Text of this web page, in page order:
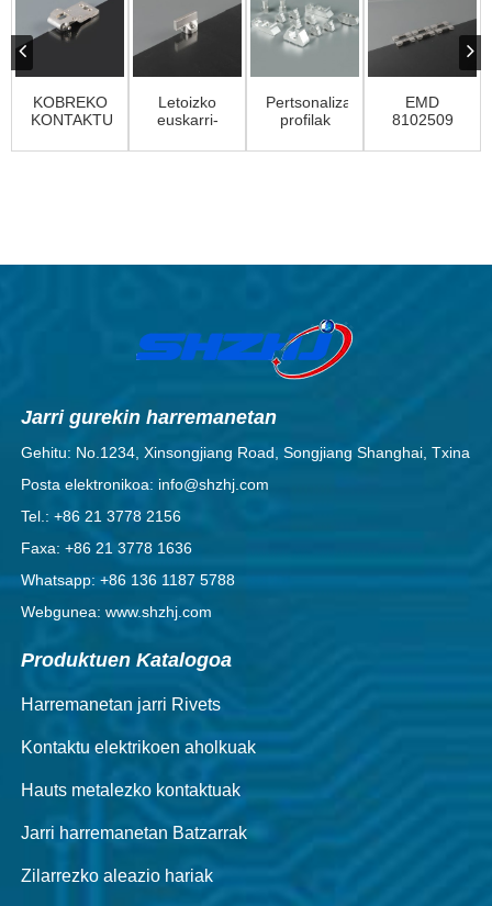
KOBREKO
KONTAKTUA
Letoizko
euskarri-
Pertsonalizatutako
profilak
EMD
8102509
Jarri gurekin harremanetan
Gehitu: No.1234, Xinsongjiang Road, Songjiang Shanghai, Txina
Posta elektronikoa: info@shzhj.com
Tel.: +86 21 3778 2156
Faxa: +86 21 3778 1636
Whatsapp: +86 136 1187 5788
Webgunea: www.shzhj.com
Produktuen Katalogoa
Harremanetan jarri Rivets
Kontaktu elektrikoen aholkuak
Hauts metalezko kontaktuak
Jarri harremanetan Batzarrak
Zilarrezko aleazio hariak